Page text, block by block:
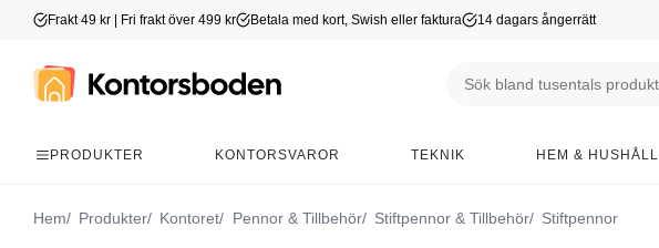
Frakt 49 kr | Fri frakt över 499 kr Betala med kort, Swish eller faktura 14 dagars ångerrätt
PRODUKTER KONTORSVAROR TEKNIK HEM & HUSHÅLL
Hem Produkter Kontoret Pennor & Tillbehör Stiftpennor & Tillbehör Stiftpennor